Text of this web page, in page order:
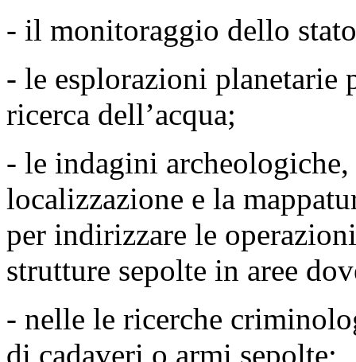
- il monitoraggio dello
- le esplorazioni planetarie
ricerca dell’acqua;
- le indagini
localizzazione e la
per indirizzare le
strutture sepolte in aree
- nelle le ricerche
di cadaveri o armi sepolte;